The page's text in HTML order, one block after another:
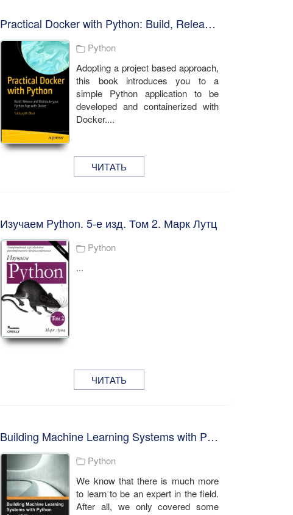
Practical Docker with Python: Build, Release and Distribute your Python App with Docker . Sathyajith Bhat
Python
Adopting a project based approach,
this book introduces you to a
simple Python application to be
developed and containerized with
Docker....
ЧИТАТЬ
Изучаем Python. 5-е изд. Том 2. Марк Лутц
Python
...
ЧИТАТЬ
Building Machine Learning Systems with Python. Luis Pedro Coelho Willi Richert
Python
We know that there is much more
to learn to be an expert in the field.
After all, we only covered some